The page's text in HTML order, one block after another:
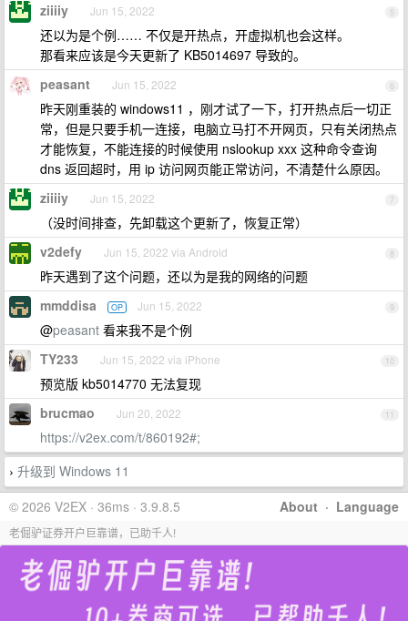
5
ziiiiy Jun 15, 2022
还以为是个例…… 不仅是开热点，开虚拟机也会这样。
那看来应该是今天更新了 KB5014697 导致的。
6
peasant Jun 15, 2022
昨天刚重装的 windows11 ，刚才试了一下，打开热点后一切正
常，但是只要手机一连接，电脑立马打不开网页，只有关闭热点
才能恢复，不能连接的时候使用 nslookup xxx 这种命令查询
dns 返回超时，用 ip 访问网页能正常访问，不清楚什么原因。
7
ziiiiy Jun 15, 2022
（没时间排查，先卸载这个更新了，恢复正常）
8
v2defy Jun 15, 2022 via Android
昨天遇到了这个问题，还以为是我的网络的问题
9
mmddisa OP Jun 15, 2022
@peasant 看来我不是个例
10
TY233 Jun 15, 2022 via iPhone
预览版 kb5014770 无法复现
11
brucmao Jun 20, 2022
https://v2ex.com/t/860192#;
› 升级到 Windows 11
About · Language
© 2026 V2EX · 36ms · 3.9.8.5
老倔驴证券开户巨靠谱，已助千人!